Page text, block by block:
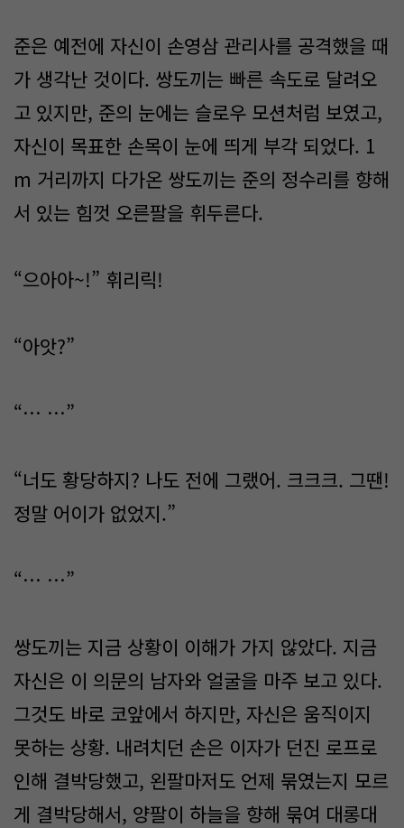
준은 예전에 자신이 손영삼 관리사를 공격했을 때
가 생각난 것이다. 쌍도끼는 빠른 속도로 달려오
고 있지만, 준의 눈에는 슬로우 모션처럼 보였고,
자신이 목표한 손목이 눈에 띄게 부각 되었다. 1
m 거리까지 다가온 쌍도끼는 준의 정수리를 향해
서 있는 힘껏 오른팔을 휘두른다.
“으아아~!” 휘리릭!
“아앗?”
“… …”
“너도 황당하지? 나도 전에 그랬어. 크크크. 그땐!
정말 어이가 없었지.”
“… …”
쌍도끼는 지금 상황이 이해가 가지 않았다. 지금
자신은 이 의문의 남자와 얼굴을 마주 보고 있다.
그것도 바로 코앞에서 하지만, 자신은 움직이지
못하는 상황. 내려치던 손은 이자가 던진 로프로
인해 결박당했고, 왼팔마저도 언제 묶였는지 모르
게 결박당해서, 양팔이 하늘을 향해 묶여 대롱대